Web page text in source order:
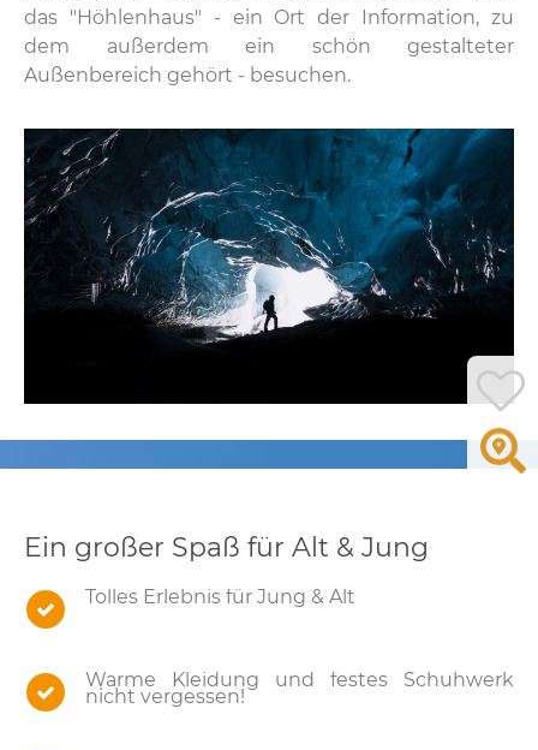
das "Höhlenhaus" - ein Ort der Information, zu
dem außerdem ein schön gestalteter
Außenbereich gehört - besuchen.
Ein großer Spaß für Alt & Jung
Tolles Erlebnis für Jung & Alt
Warme Kleidung und festes Schuhwerk
nicht vergessen!